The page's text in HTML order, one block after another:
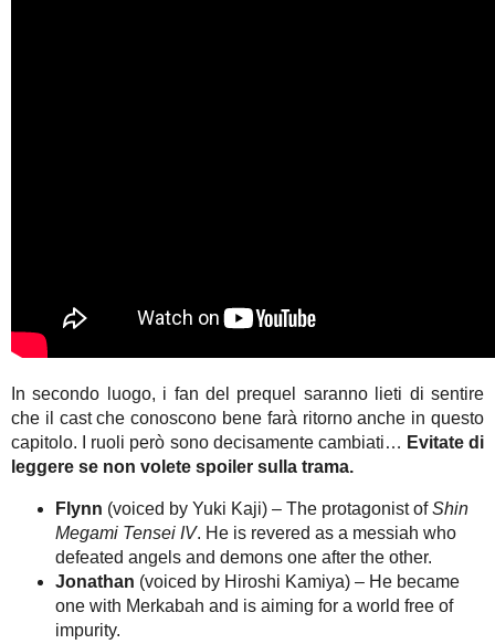
In secondo luogo, i fan del prequel saranno lieti di sentire
che il cast che conoscono bene farà ritorno anche in questo
capitolo. I ruoli però sono decisamente cambiati… Evitate di
leggere se non volete spoiler sulla trama.
Flynn (voiced by Yuki Kaji) – The protagonist ofShin
Megami Tensei IV. He is revered as a messiah who
defeated angels and demons one after the other.
Jonathan (voiced by Hiroshi Kamiya) – He became
one with Merkabah and is aiming for a world free of
impurity.